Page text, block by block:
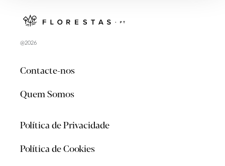
@2026
Contacte-nos
Quem Somos
Política de Privacidade
Política de Cookies